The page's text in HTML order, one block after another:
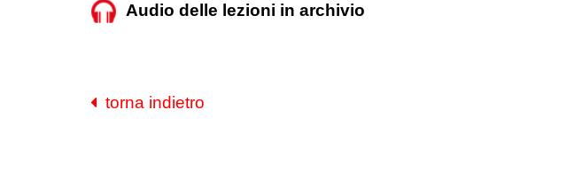
Audio delle lezioni in archivio
torna indietro